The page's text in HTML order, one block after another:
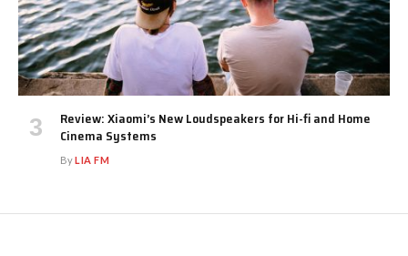
Review: Xiaomi’s New Loudspeakers for Hi-fi and Home
Cinema Systems
ByLIA FM